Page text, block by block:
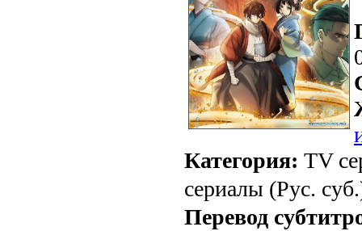
Категория: TV
сериалы (Рус.
Перевод